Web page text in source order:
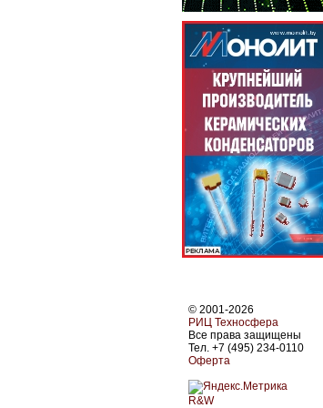
© 2001-2026
РИЦ Техносфера
Все права защищены
Тел. +7 (495) 234-0110
Оферта
R&W